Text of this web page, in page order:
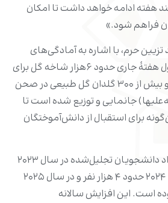
هفته ادامه خواهد داشت تا امکان
فراهم شود.»
حرم، با اشاره به آمادگی‌های
انجام‌شده گفت: «در طول هفتۀ جاری حدود ۶هزار شاخه گل برای
دانشجویان آماده شده و بیش از ۳۰۰ گلدان گل طبیعی در صحن
جانمایی و توزیع شده است تا
برای استقبال از دانش‌آموختگان
شایان ذکر است که تعداد دانشجویان تجلیل‌شده در سال ۲۰۲۳
حدود ۳هزار نفر، در سال ۲۰۲۴ حدود ۴ هزار نفر و در سال ۲۰۲۵
بوده است. این افزایش سالانه